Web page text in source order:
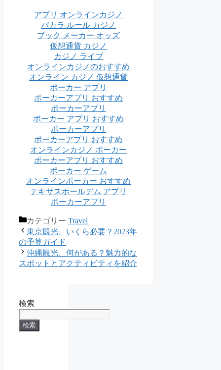
アプリ オンラインカジノ
バカラ ルール カジノ
ブック メーカー オッズ
仮想通貨 カジノ
カジノ ライブ
オンラインカジノのおすすめ
オンライン カジノ 仮想通貨
ポーカー アプリ
ポーカーアプリ おすすめ
ポーカーアプリ
ポーカー アプリ おすすめ
ポーカーアプリ
ポーカーアプリ おすすめ
オンラインカジノ ポーカー
ポーカーアプリ おすすめ
ポーカー ゲーム
オンラインポーカー おすすめ
テキサスホールデム アプリ
ポーカーアプリ
カテゴリー Travel
東京観光、いくら必要？2023年
の予算ガイド
沖縄観光、何がある？魅力的な
スポットとアクティビティを紹介
検索
検索